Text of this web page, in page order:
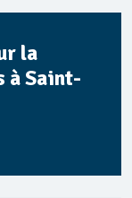
la
à Saint-